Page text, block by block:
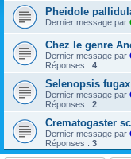
Pheidole
Dernier message par
Chez le genre
Dernier message par
Réponses : 4
Selenopsis fugax
Dernier message par
Réponses : 2
Crematogaster
Dernier message par
Réponses : 3